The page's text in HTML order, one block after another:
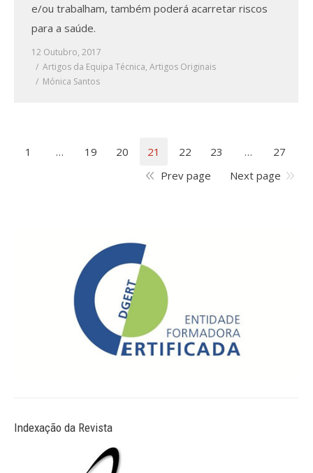
e/ou trabalham, também poderá acarretar riscos
para a saúde.
12 Outubro, 2017
Artigos da Equipa Técnica, Artigos Originais
Mónica Santos
1 … 19 20 21 22 23 …
27
Prev page
Next page
Indexação da Revista